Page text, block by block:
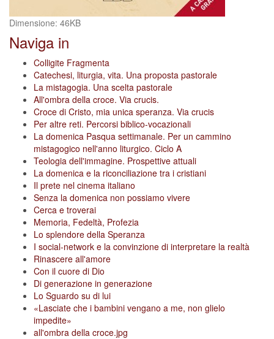
Clicca
per
vedere
l'immagine
dimensioni
originali…
Dimensione: 46KB
Naviga in
Colligite Fragmenta
Catechesi, liturgia, vita. Una proposta pastorale
La mistagogia. Una scelta pastorale
All'ombra della croce. Via crucis.
Croce di Cristo, mia unica speranza. Via crucis
Per altre reti. Percorsi biblico-vocazionali
La domenica Pasqua settimanale. Per un cammino
mistagogico nell'anno liturgico. Ciclo A
Teologia dell'immagine. Prospettive attuali
La domenica e la riconciliazione tra i cristiani
Il prete nel cinema italiano
Senza la domenica non possiamo vivere
Cerca e troverai
Memoria, Fedeltà, Profezia
Lo splendore della Speranza
I social-network e la convinzione di interpretare la realtà
Rinascere all'amore
Con il cuore di Dio
Di generazione in generazione
Lo Sguardo su di lui
«Lasciate che i bambini vengano a me, non glielo
impedite»
all'ombra della croce.jpg